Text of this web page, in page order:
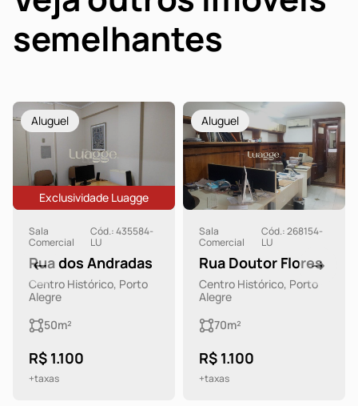
semelhantes
Aluguel
Exclusividade Luagge
Sala
Comercial
Cód.: 435584-
LU
Rua dos Andradas
Centro Histórico, Porto
Alegre
50m²
R$ 1.100
+taxas
Aluguel
Sala
Comercial
Cód.: 268154-
LU
Rua Doutor Flores
Centro Histórico, Porto
Alegre
70m²
R$ 1.100
+taxas